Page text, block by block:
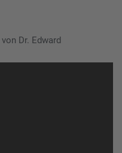
von Dr. Edward